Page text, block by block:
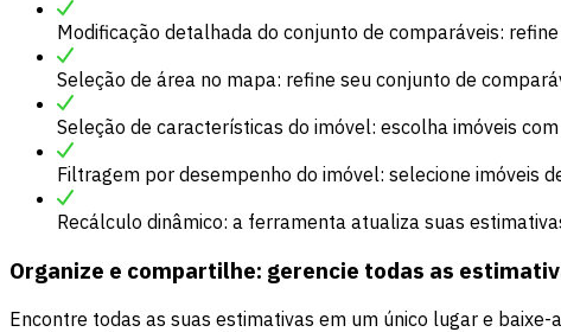
Modificação detalhada do conjunto de comparáveis:
Seleção de área no mapa: refine seu conjunto de
Seleção de características do imóvel: escolha imóveis
Filtragem por desempenho do imóvel: selecione imóveis
Recálculo dinâmico: a ferramenta atualiza suas
Organize e compartilhe: gerencie todas as
Encontre todas as suas estimativas em um único lugar e